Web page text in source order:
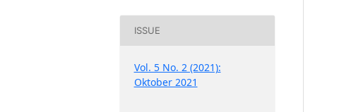
ISSUE
Vol. 5 No. 2 (2021):
Oktober 2021